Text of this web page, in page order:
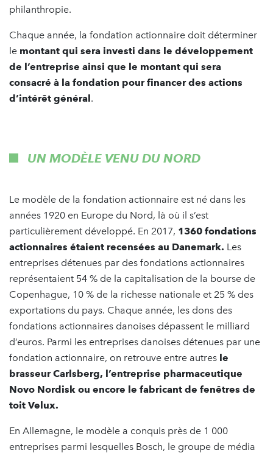
philanthropie.
Chaque année, la fondation actionnaire doit déterminer
le montant qui sera investi dans le développement
de l’entreprise ainsi que le montant qui sera
consacré à la fondation pour financer des actions
d’intérêt général.
UN MODÈLE VENU DU NORD
Le modèle de la fondation actionnaire est né dans les
années 1920 en Europe du Nord, là où il s’est
particulièrement développé. En 2017, 1360 fondations
actionnaires étaient recensées au Danemark. Les
entreprises détenues par des fondations actionnaires
représentaient 54 % de la capitalisation de la bourse de
Copenhague, 10 % de la richesse nationale et 25 % des
exportations du pays. Chaque année, les dons des
fondations actionnaires danoises dépassent le milliard
d’euros. Parmi les entreprises danoises détenues par une
fondation actionnaire, on retrouve entre autres le
brasseur Carlsberg, l’entreprise pharmaceutique
Novo Nordisk ou encore le fabricant de fenêtres de
toit Velux.
En Allemagne, le modèle a conquis près de 1 000
entreprises parmi lesquelles Bosch, le groupe de média